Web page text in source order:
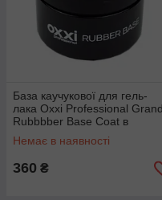
База каучукової для гель-
лака Oxxi Professional Grand
Rubbbber Base Coat в
широкому баночці, 30 мл
Немає в наявності
360 ₴